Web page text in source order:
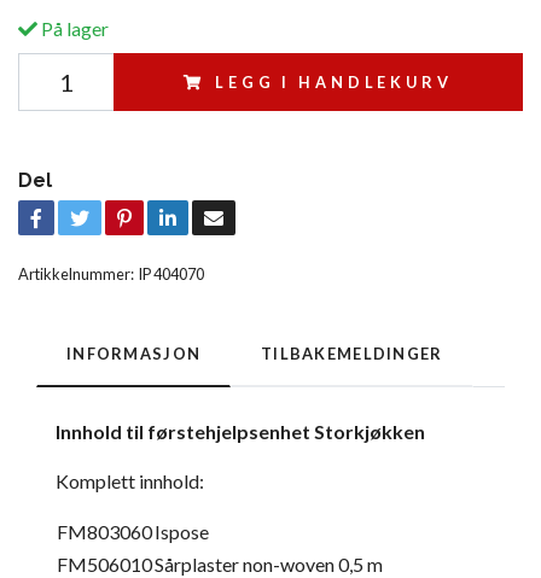
På lager
LEGG I HANDLEKURV
Del
Artikkelnummer: IP 404070
INFORMASJON TILBAKEMELDINGER
Innhold til førstehjelpsenhet Storkjøkken
Komplett innhold:
FM803060Ispose
FM506010Sårplaster non-woven 0,5 m